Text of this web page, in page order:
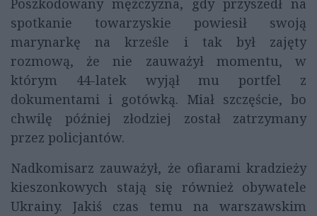
Poszkodowany mężczyzna, gdy przyszedł na
spotkanie towarzyskie powiesił swoją
marynarkę na krześle i tak był zajęty
rozmową, że nie zauważył momentu, w
którym 44-latek wyjął mu portfel z
dokumentami i gotówką. Miał szczęście, bo
chwilę później złodziej został zatrzymany
przez policjantów.
Nadkomisarz zauważył, że ofiarami kradzieży
kieszonkowych stają się również obywatele
Ukrainy. Jakiś czas temu na warszawskim